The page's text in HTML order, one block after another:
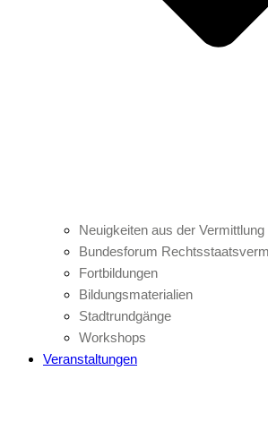
Neuigkeiten aus der Vermittlung
Bundesforum
Fortbildungen
Bildungsmaterialien
Stadtrundgänge
Workshops
Veranstaltungen